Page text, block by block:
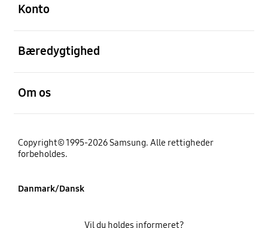
Konto
Bæredygtighed
Om os
Copyright© 1995-2026 Samsung. Alle rettigheder
forbeholdes.
Danmark/Dansk
Vil du holdes informeret?